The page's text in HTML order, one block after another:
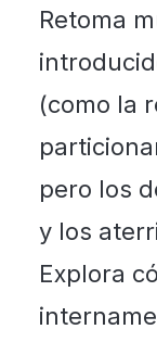
Retoma
(como la
pero los
y los
Explora